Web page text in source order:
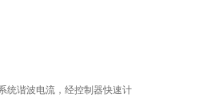
统谐波电流，经控制器快速计